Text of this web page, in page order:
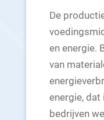
De
en energie.
van
energie,
bedrijven